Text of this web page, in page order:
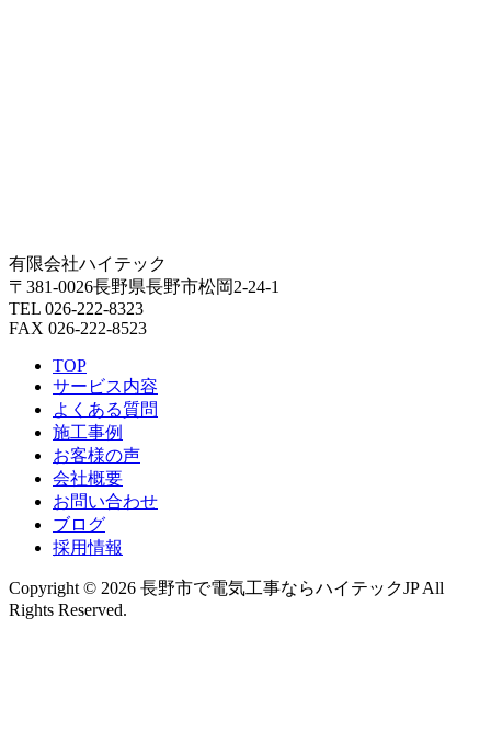
有限会社ハイテック
〒381-0026長野県長野市松岡2-24-1
TEL 026-222-8323
FAX 026-222-8523
TOP
サービス内容
よくある質問
施工事例
お客様の声
会社概要
お問い合わせ
ブログ
採用情報
Copyright © 2026 長野市で電気工事ならハイテックJP All
Rights Reserved.